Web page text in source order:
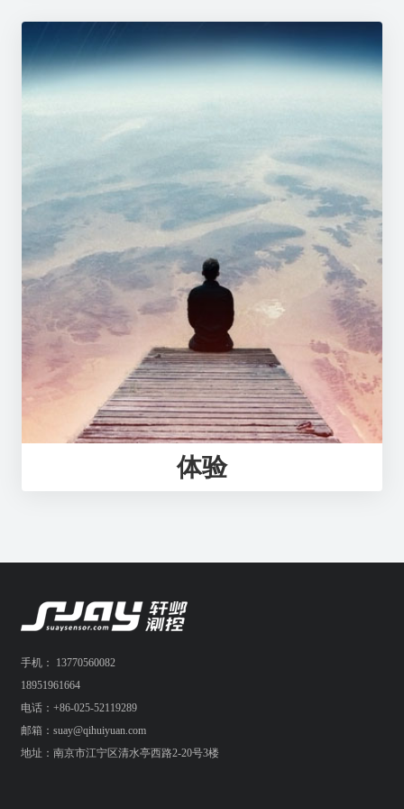
体验
手机： 13770560082
18951961664
电话：+86-025-52119289
邮箱：suay@qihuiyuan.com
地址：南京市江宁区清水亭西路2-20号3楼